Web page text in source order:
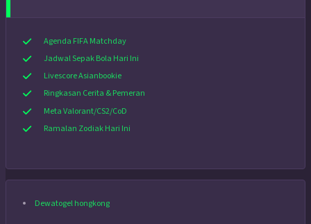
Agenda FIFA Matchday
Jadwal Sepak Bola Hari Ini
Livescore Asianbookie
Ringkasan Cerita & Pemeran
Meta Valorant/CS2/CoD
Ramalan Zodiak Hari Ini
Dewatogel hongkong